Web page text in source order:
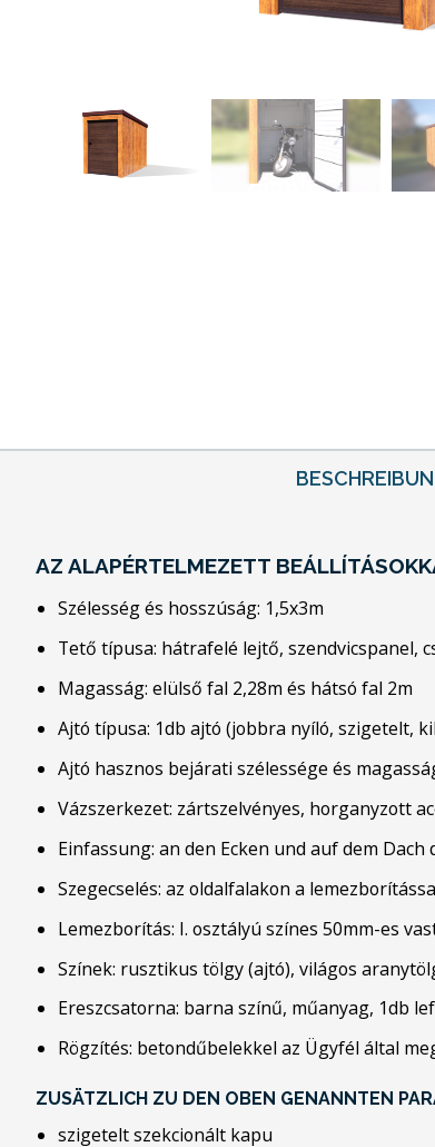
AZ ALAPÉRTELMEZETT
Szélesség és hosszúság: 1,5x3m
Tető típusa: hátrafelé lejtő, szendvicspanel,
Magasság: elülső fal 2,28m és hátsó fal 2m
Ajtó típusa: 1db ajtó (jobbra nyíló, szigetelt,
Ajtó hasznos bejárati szélessége és
Vázszerkezet: zártszelvényes, horganyzott
Einfassung: an den Ecken und auf dem Dach
Szegecselés: az oldalfalakon a
Lemezborítás: I. osztályú színes 50mm-es
Színek: rusztikus tölgy (ajtó), világos
Ereszcsatorna: barna színű, műanyag, 1db
Rögzítés: betondűbelekkel az Ügyfél által
ZUSÄTZLICH ZU DEN OBEN GENANNTEN
szigetelt szekcionált kapu